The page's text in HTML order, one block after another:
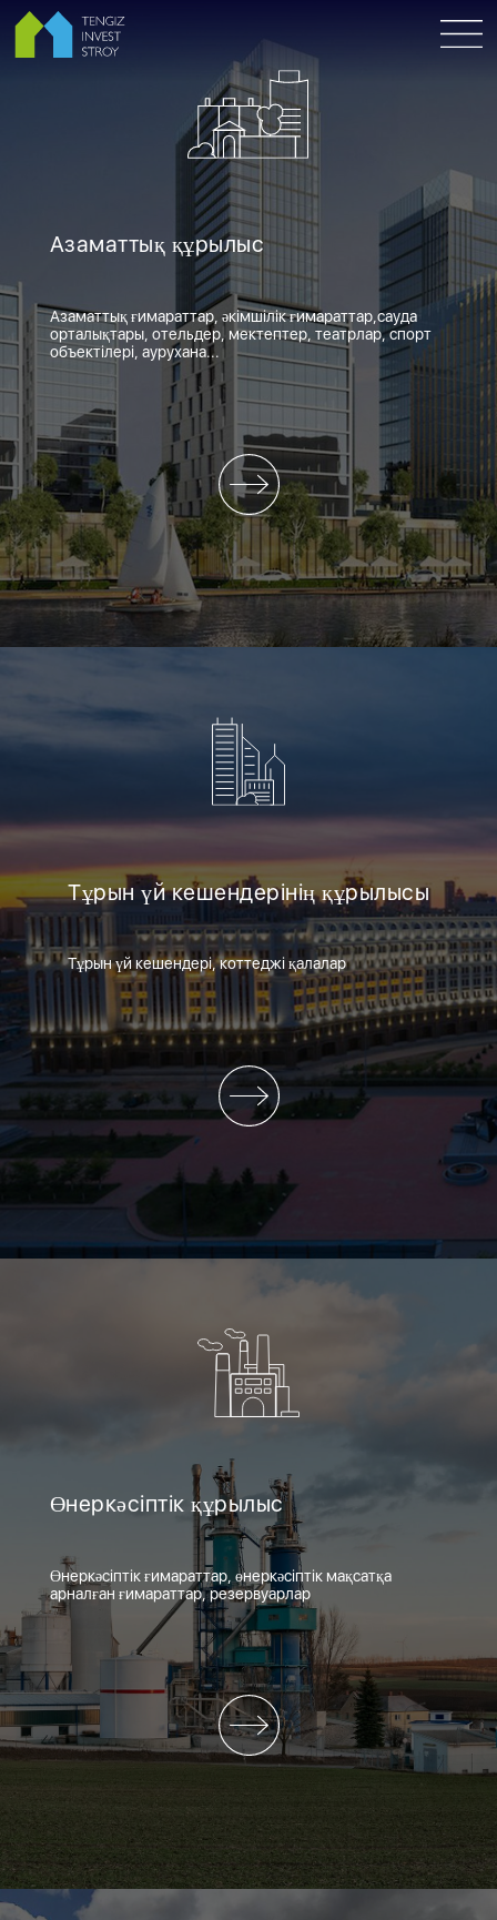
Азаматтық құрылыс
Азаматтық ғимараттар, әкімшілік ғимараттар,сауда
орталықтары, отельдер, мектептер, театрлар, спорт
объектілері, аурухана...
Тұрын үй кешендерінің құрылысы
Тұрын үй кешендері, коттеджі қалалар
Өнеркәсіптік құрылыс
Өнеркәсіптік ғимараттар, өнеркәсіптік мақсатқа
арналған ғимараттар, резервуарлар